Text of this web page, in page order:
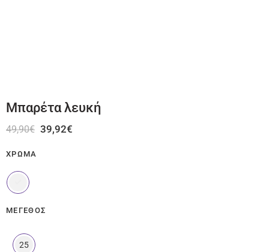
Μπαρέτα λευκή
49,90€ 39,92€
ΧΡΏΜΑ
ΜΈΓΕΘΟΣ
25